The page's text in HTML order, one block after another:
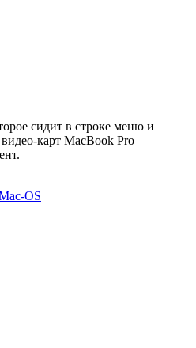
сидит в строке меню и
видео-карт MacBook Pro
OS